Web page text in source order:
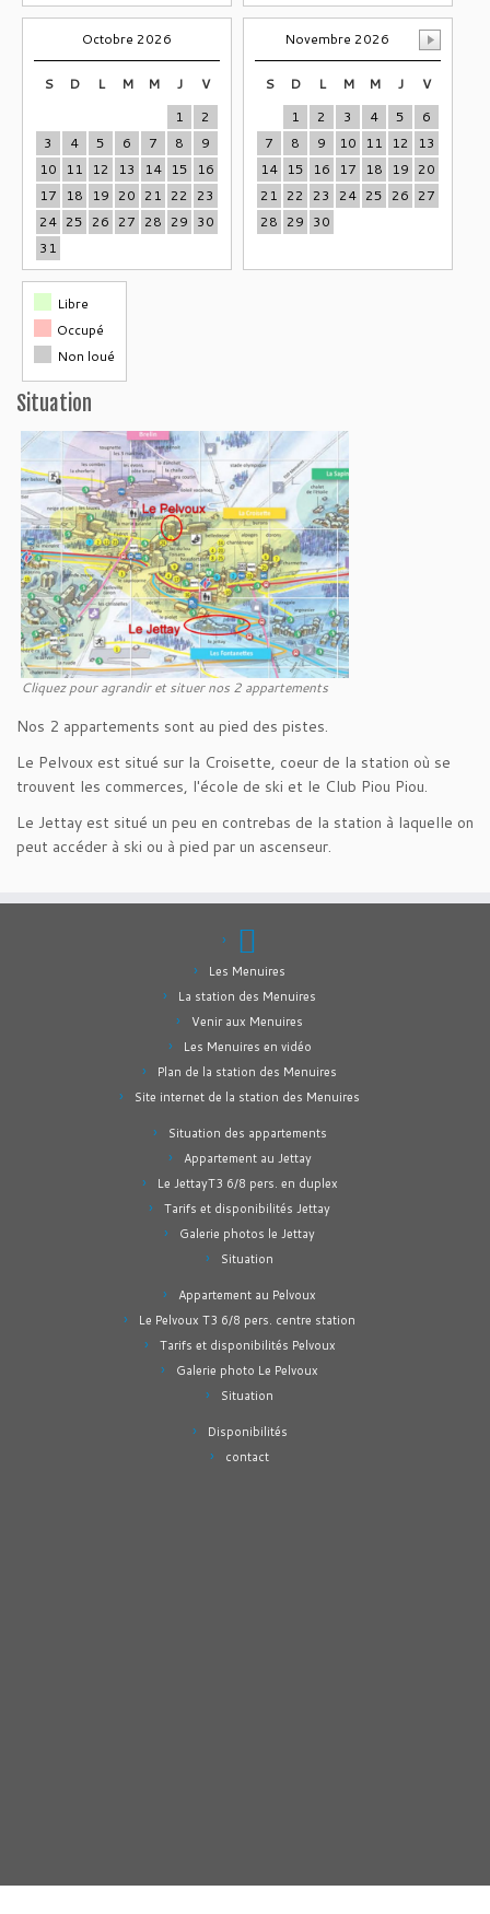
Octobre 2026
S D L M M J
V
1
2
3
4 5 6 7 8
9
10
11 12 13 14 15
16
17
18 19 20 21 22
23
24 25 26 27 28 29 30
31
Novembre 2026
S D L M M J
V
1
2 3 4 5
6
7
8 9 10 11 12
13
14 15 16 17 18 19 20
21 22 23 24 25 26 27
28 29 30
Libre
Occupé
Non loué
Situation
Cliquez pour agrandir et situer nos 2 appartements
Nos 2 appartements sont au pied des pistes.
Le Pelvoux est situé sur la Croisette, coeur de la station où se
trouvent les commerces, l'école de ski et le Club Piou Piou.
Le Jettay est situé un peu en contrebas de la station à laquelle on
peut accéder à ski ou à pied par un ascenseur.
Les Menuires
La station des Menuires
Venir aux Menuires
Les Menuires en vidéo
Plan de la station des Menuires
Site internet de la station des Menuires
Situation des appartements
Appartement au Jettay
Le JettayT3 6/8 pers. en duplex
Tarifs et disponibilités Jettay
Galerie photos le Jettay
Situation
Appartement au Pelvoux
Le Pelvoux T3 6/8 pers. centre station
Tarifs et disponibilités Pelvoux
Galerie photo Le Pelvoux
Situation
Disponibilités
contact